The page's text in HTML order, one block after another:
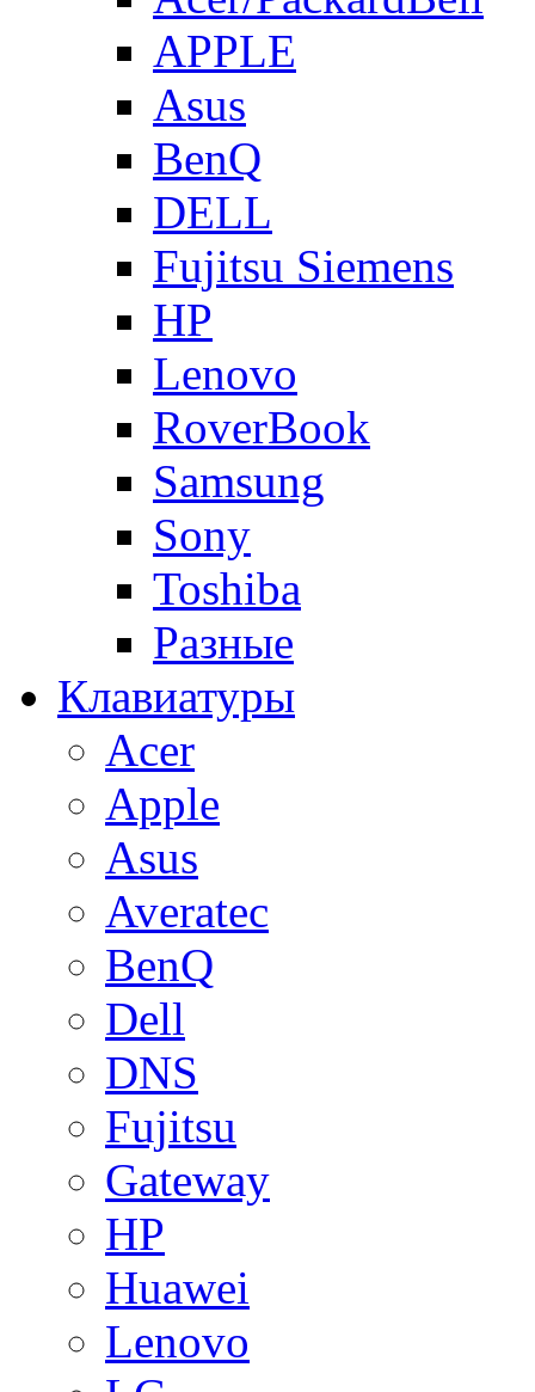
APPLE
Asus
BenQ
DELL
Fujitsu Siemens
HP
Lenovo
RoverBook
Samsung
Sony
Toshiba
Разные
Клавиатуры
Acer
Apple
Asus
Averatec
BenQ
Dell
DNS
Fujitsu
Gateway
HP
Huawei
Lenovo